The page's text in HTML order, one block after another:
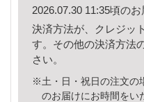
2026.07.30 11:35頃のお
決済方法が、クレジッ
す。その他の決済方法
さい。
※土・日・祝日の注文の
のお届けにお時間をい